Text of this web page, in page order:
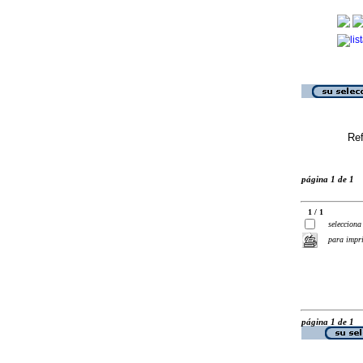
página 1 de 1
1 / 1
selecciona
para
página 1 de 1